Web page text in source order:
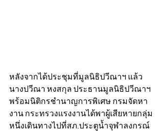
หลังจากได้ประชุมที่มูลนิธิปวีณาฯ แล้ว
นางปวีณา หงสกุล ประธานมูลนิธิปวีณาฯ
พร้อมนิติกรชำนาญการพิเศษ กรมจัดหา
งาน กระทรวงแรงงานได้พาผู้เสียหายกลุ่ม
หนึ่งเดินทางไปที่สภ.ประตูน้ำจุฬาลงกรณ์